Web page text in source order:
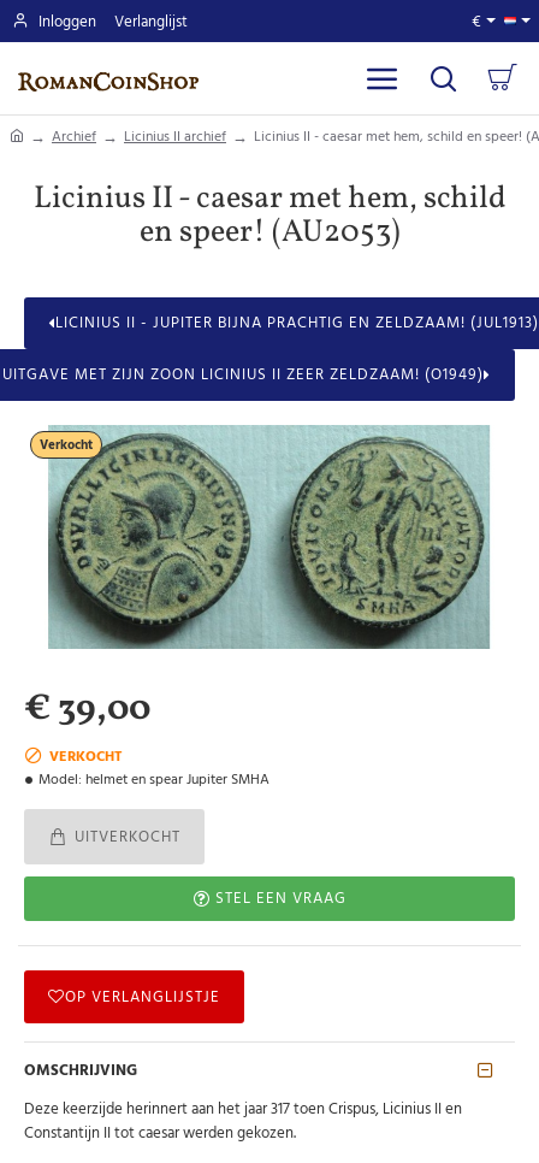
Inloggen Verlanglijst €
homeArchief Licinius II archief Licinius II - caesar met hem, schild en speer!
Licinius II - caesar met hem, schild
en speer! (AU2053)
LICINIUS II - JUPITER BIJNA PRACHTIG EN ZELDZAAM! (JUL1913)
MET ZIJN ZOON LICINIUS II ZEER ZELDZAAM! (O1949)
Verkocht
VERKOCHT
Model: helmet en spear Jupiter SMHA
€ 39,00
UITVERKOCHT
STEL EEN VRAAG
OP VERLANGLIJSTJE
OMSCHRIJVING
Deze keerzijde herinnert aan het jaar 317 toen Crispus, Licinius II en
Constantijn II tot caesar werden gekozen.